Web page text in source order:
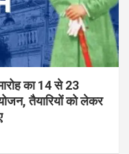
का 14 से 23
तैयारियों को लेकर